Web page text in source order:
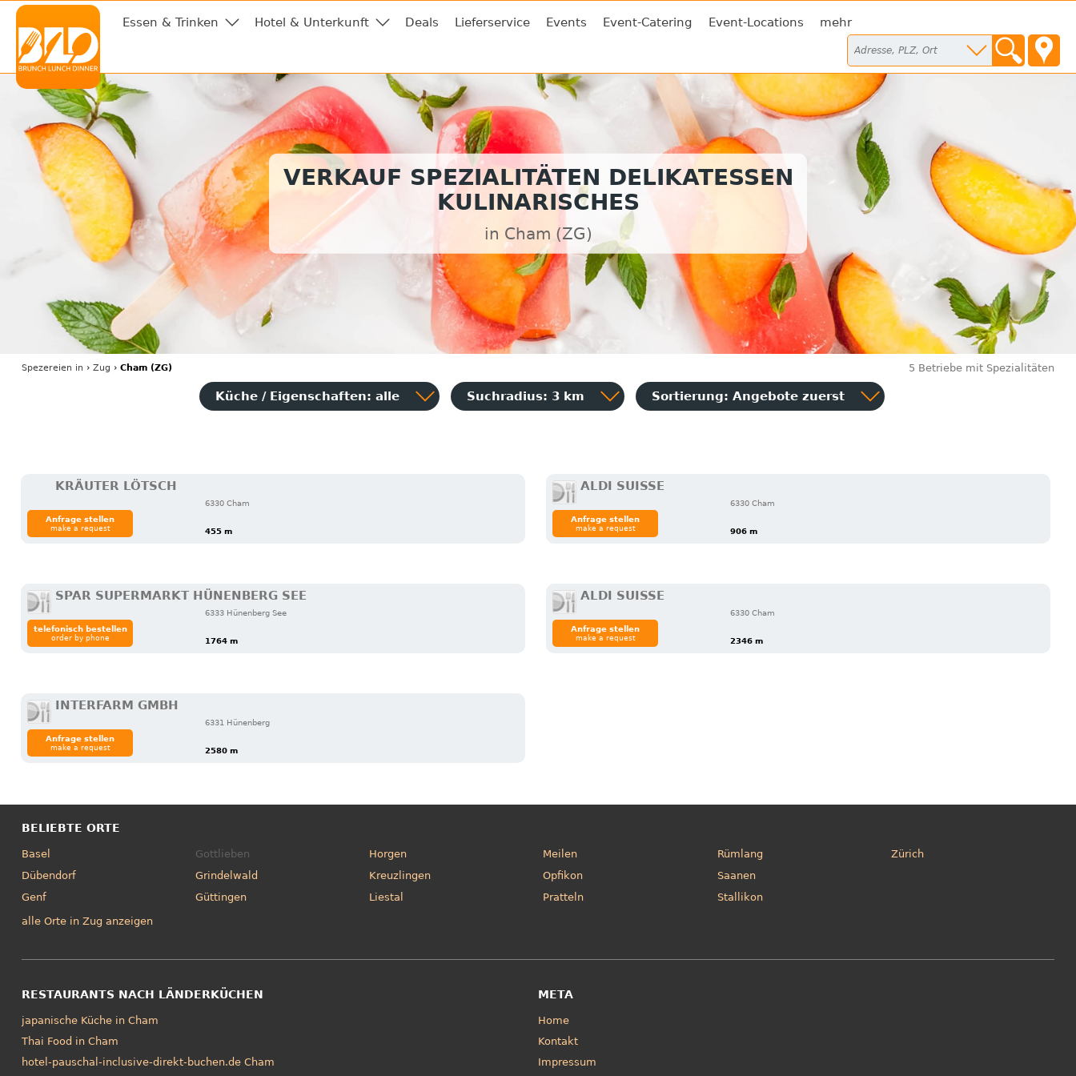
Essen & Trinken Hotel & Unterkunft Deals Lieferservice Events Event-Catering Event-Locations mehr
VERKAUF SPEZIALITÄTEN DELIKATESSEN
KULINARISCHES
in Cham (ZG)
Spezereien in › Zug › Cham (ZG) 5 Betriebe mit Spezialitäten
Küche / Eigenschaften: alle Suchradius: 3 km Sortierung: Angebote zuerst
KRÄUTER LÖTSCH
6330 Cham
455 m
Anfrage stellen
make a request
ALDI SUISSE
6330 Cham
906 m
Anfrage stellen
make a request
SPAR SUPERMARKT HÜNENBERG SEE
6333 Hünenberg See
1764 m
telefonisch bestellen
order by phone
ALDI SUISSE
6330 Cham
2346 m
Anfrage stellen
make a request
INTERFARM GMBH
6331 Hünenberg
2580 m
Anfrage stellen
make a request
BELIEBTE ORTE
Basel
Dübendorf
Genf
Gottlieben
Grindelwald
Güttingen
Horgen
Kreuzlingen
Liestal
Meilen
Opfikon
Pratteln
Rümlang
Saanen
Stallikon
Zürich
alle Orte in Zug anzeigen
RESTAURANTS NACH LÄNDERKÜCHEN
japanische Küche in Cham
Thai Food in Cham
hotel-pauschal-inclusive-direkt-buchen.de Cham
META
Home
Kontakt
Impressum